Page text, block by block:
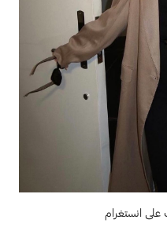
انستغرام